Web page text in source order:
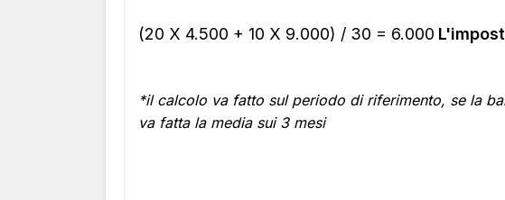
(20 X 4.500 + 10 X 9.000) / 30 = 6.000
*il calcolo va fatto sul periodo di riferimento, se la
va fatta la media sui 3 mesi